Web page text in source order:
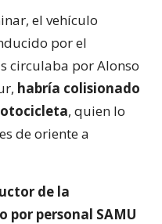
el vehículo
por el
circulaba por Alonso
habría colisionado
, quien lo
de oriente a
de la
personal SAMU